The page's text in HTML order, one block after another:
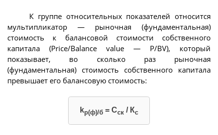
К группе относительных показателей относится
мультипликатор — рыночная (фундаментальная)
стоимость к балансовой стоимости собственного
капитала (Price/Balance value — P/BV), который
показывает, во сколько раз рыночная
(фундаментальная) стоимость собственного капитала
превышает его балансовую стоимость:
kр(ф)/б = Сск / Кс